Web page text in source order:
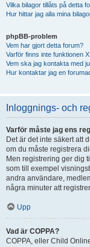
Vilka bilagor tillåts på detta
Hur hittar jag alla mina
phpBB-problem
Vem har gjort detta forum?
Varför finns inte funktionen
Vem ska jag kontakta med
Hur kontaktar jag en
Inloggnings- och
Varför måste jag ens
Det är det inte säkert att
om du måste registrera
Men registrering ger dig
som till exempel
andra användare,
några minuter att
Upp
Vad är COPPA?
COPPA, eller Child